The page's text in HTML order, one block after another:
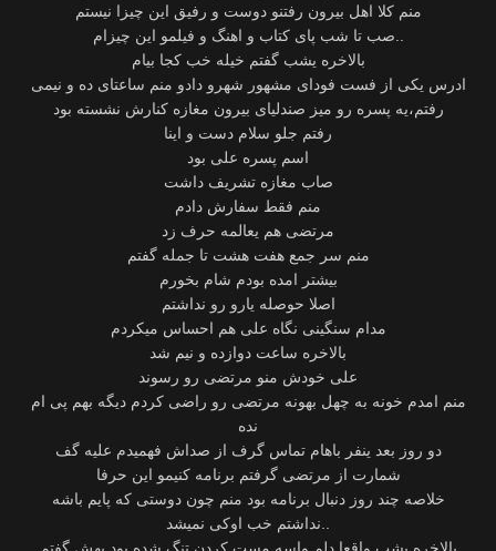
منم کلا اهل بیرون رفتنو دوست و رفیق این چیزا نیستم
بالاخره یشب گفتم خیله خب کجا بیام
ادرس یکی از فست فودای مشهور شهرو دادو منم ساعتای ده و نیمی
رفتم،یه پسره رو میز صندلیای بیرون مغازه کنارش نشسته بود
رفتم جلو سلام دست و اینا
اسم پسره علی بود
صاب مغازه تشریف داشت
منم فقط سفارش دادم
مرتضی هم یعالمه حرف زد
منم سر جمع هفت هشت تا جمله گفتم
بيشتر امده بودم شام بخورم
اصلا حوصله یارو رو نداشتم
مدام سنگینی نگاه علی هم احساس میکردم
بالاخره ساعت دوازده و نیم شد
علی خودش منو مرتضی رو رسوند
منم امدم خونه به چهل بهونه مرتضی رو راضی کردم دیگه بهم پی ام
نده
دو روز بعد ینفر باهام تماس گرف از صداش فهمیدم علیه گف
شمارت از مرتضى گرفتم برنامه کنیمو این حرفا
خلاصه چند روز دنبال برنامه بود منم چون دوستی که پایم باشه